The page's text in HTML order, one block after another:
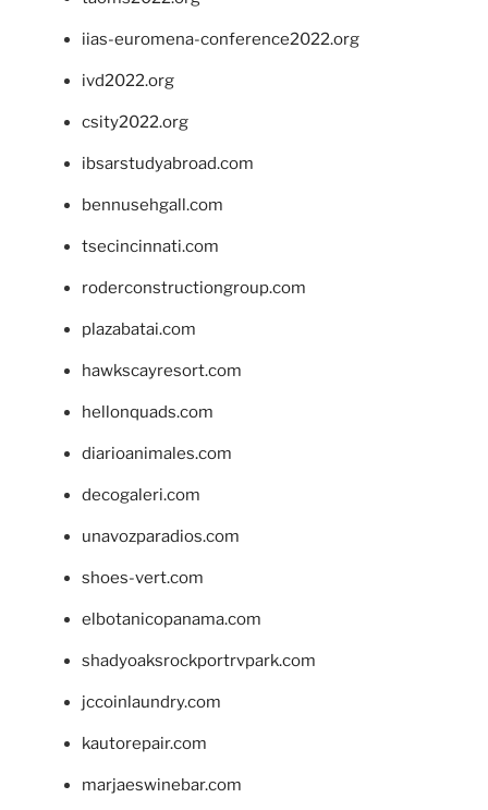
iias-euromena-conference2022.org
ivd2022.org
csity2022.org
ibsarstudyabroad.com
bennusehgall.com
tsecincinnati.com
roderconstructiongroup.com
plazabatai.com
hawkscayresort.com
hellonquads.com
diarioanimales.com
decogaleri.com
unavozparadios.com
shoes-vert.com
elbotanicopanama.com
shadyoaksrockportrvpark.com
jccoinlaundry.com
kautorepair.com
marjaeswinebar.com